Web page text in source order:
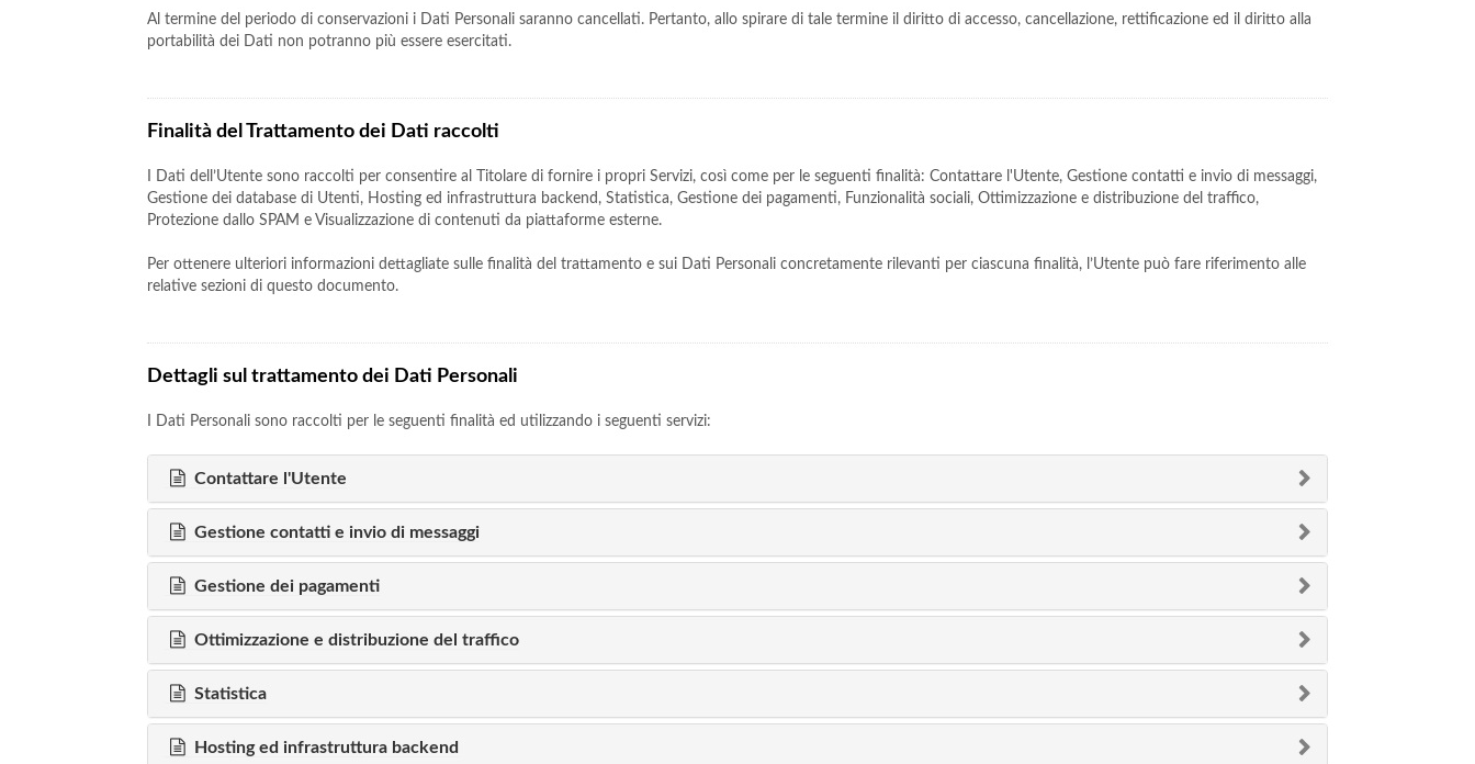
Al termine del periodo di conservazioni i Dati Personali saranno cancellati. Pertanto, allo spirare di tale termine il diritto di accesso, cancellazione, rettificazione ed il diritto alla
portabilità dei Dati non potranno più essere esercitati.
Finalità del Trattamento dei Dati raccolti
I Dati dell’Utente sono raccolti per consentire al Titolare di fornire i propri Servizi, così come per le seguenti finalità: Contattare l'Utente, Gestione contatti e invio di messaggi,
Gestione dei database di Utenti, Hosting ed infrastruttura backend, Statistica, Gestione dei pagamenti, Funzionalità sociali, Ottimizzazione e distribuzione del traffico,
Protezione dallo SPAM e Visualizzazione di contenuti da piattaforme esterne.
Per ottenere ulteriori informazioni dettagliate sulle finalità del trattamento e sui Dati Personali concretamente rilevanti per ciascuna finalità, l’Utente può fare riferimento alle
relative sezioni di questo documento.
Dettagli sul trattamento dei Dati Personali
I Dati Personali sono raccolti per le seguenti finalità ed utilizzando i seguenti servizi:
Contattare l'Utente
Gestione contatti e invio di messaggi
Gestione dei pagamenti
Ottimizzazione e distribuzione del traffico
Statistica
Hosting ed infrastruttura backend